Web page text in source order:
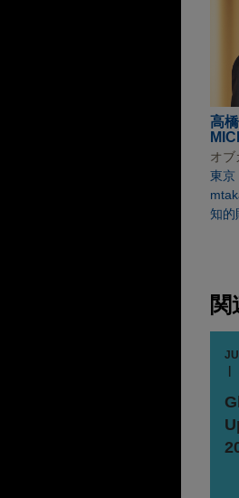
高
オブ
東京
知的
関